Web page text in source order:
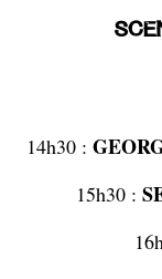
14h30 :
15h30 :